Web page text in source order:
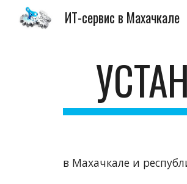
ИТ-сервис в Махачкале
в Махачкале и